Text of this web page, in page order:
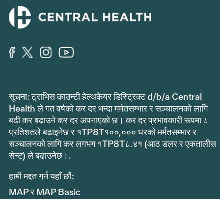
सूचना: ट्राभिस काउन्टी हेल्थकेयर डिस्ट्रिक्ट d/b/a Central
Health ले गत वर्षको कर दर भन्दा मर्मतसम्भार र सञ्चालनको लागि
बढी कर बढाउने कर दर अपनाएको छ। कर दर प्रभावकारी रूपमा ८
प्रतिशतले बढाइनेछ र १TP8T१००,००० घरको मर्मतसम्भार र
सञ्चालनको लागि कर लगभग १TP8T८.४१ (आठ डलर र एकतालीस
सेन्ट) ले बढाउनेछ।.
हामी मद्दत गर्न यहाँ छौं:
MAP र MAP Basic